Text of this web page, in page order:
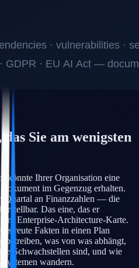
Sie am wenigsten
könnte Ihrer Organisation eine
im Gegenzug erhalten.
Quartal an Finanzzahlen — die
Das eine, das er
Enterprise-Architecture-Karte.
Fakten in einen Plan
betreiben, was von was abhängt,
Schwachstellen sind, und wie
wandern.